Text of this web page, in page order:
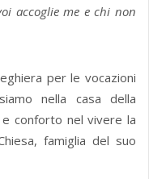
accoglie me e chi non
per le vocazioni
nella casa della
e conforto nel vivere la
famiglia del suo